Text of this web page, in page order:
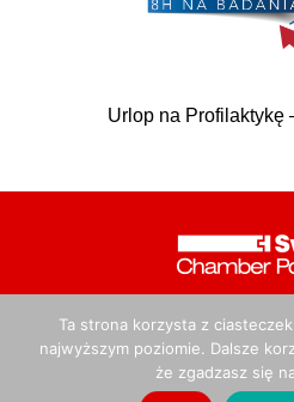
Urlop na Profilaktykę
Polsko-Szwajcarska Izba
Polityka
Ta strona korzysta z
najwyższym poziomie. Dalsze
że zgadzasz się